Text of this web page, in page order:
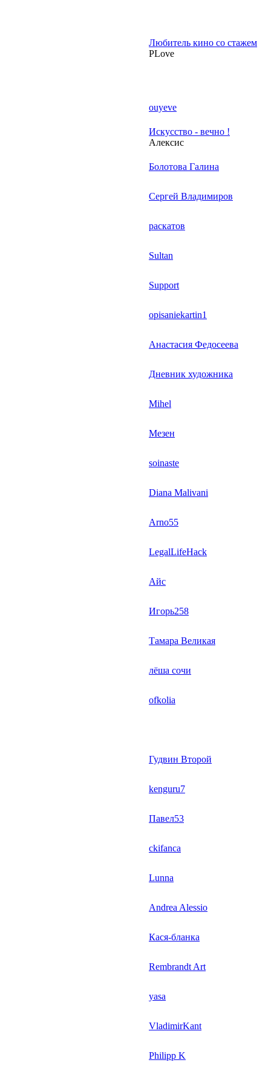
Любитель кино со стажем
PLove
ouyeve
Искусство - вечно !
Алексис
Болотова Галина
Сергей Владимиров
раскатов
Sultan
Support
opisaniekartin1
Анастасия Федосеева
Дневник художника
Mihel
Мезен
soinaste
Diana Malivani
Arno55
LegalLifeHack
Айс
Игорь258
Тамара Великая
лёша сочи
ofkolia
Гудвин Второй
kenguru7
Павел53
ckifanca
Lunna
Andrea Alessio
Кася-бланка
Rembrandt Art
yasa
VladimirKant
Philipp K